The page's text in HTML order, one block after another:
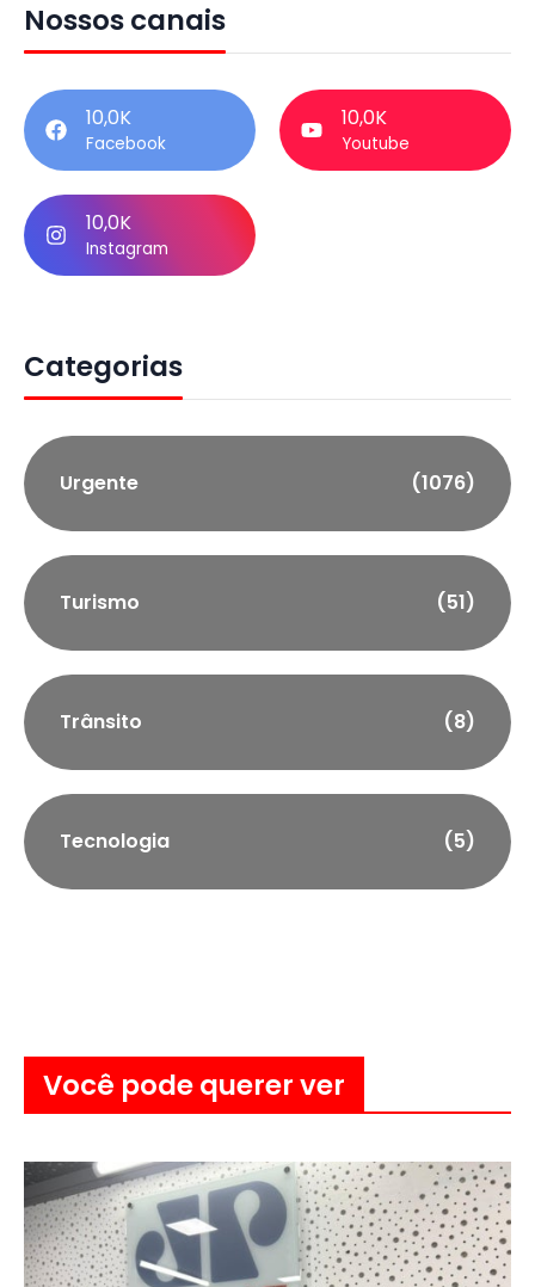
Nossos canais
10,0K
Facebook
10,0K
Youtube
10,0K
Instagram
Categorias
Urgente (1076)
Turismo (51)
Trânsito (8)
Tecnologia (5)
Você pode querer ver